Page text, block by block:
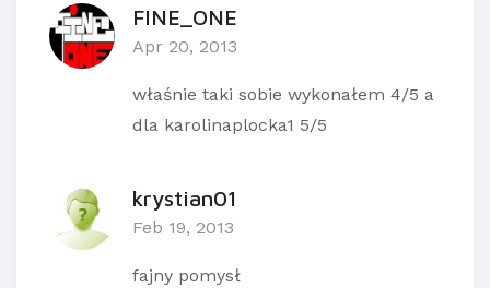
FINE_ONE
Apr 20, 2013
właśnie taki sobie wykonałem 4/5 a
dla karolinaplocka1 5/5
krystian01
Feb 19, 2013
fajny pomysł